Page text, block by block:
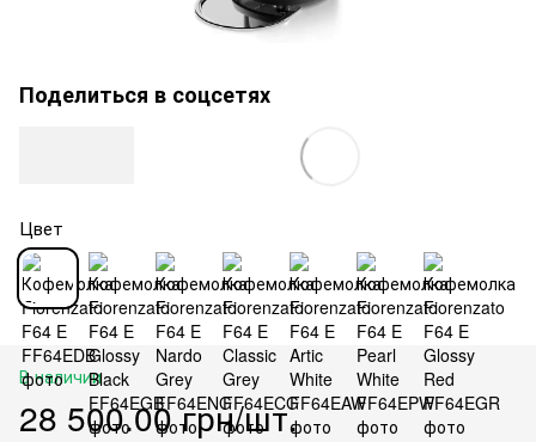
Поделиться в соцсетях
Цвет
В наличии
28 500.00 грн/шт.